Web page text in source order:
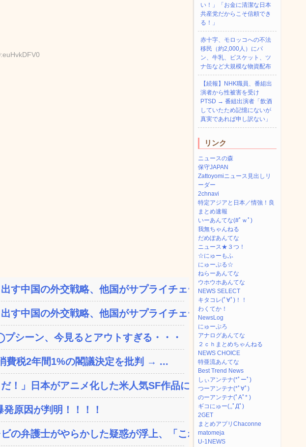
す中国の外交戦略、他国がサプライチェーン...
す中国の外交戦略、他国がサプライチェーン...
シーン、今見るとアウトすぎる・・・
費税2年間1%の閣議決定を批判 → ...
！」日本がアニメ化した米人気SF作品に絶...
原因が判明！！！！
の弁護士がやらかした疑惑が浮上、「これが...
い！」「お金に清潔な日本
共産党だからこそ信頼でき
る！」
赤十字、モロッコへの不法
移民（約2,000人）にパ
ン、牛乳、ビスケット、ツ
ナ缶など大規模な物資配布
【続報】NHK職員、番組出
演者から性被害を受け
PTSD → 番組出演者「飲酒
していたため記憶にないが
真実であれば申し訳ない」
リンク
ニュースの森
保守JAPAN
Zattoyomiニュース見出しリ
ーダー
2chnavi
特定アジアと日本／情強！良
まとめ速報
いーあんてな(#ﾟｗﾟ)
我無ちゃんねる
だめぽあんてな
ニュース★３つ！
☆にゅーもふ
にゅーぷる☆
ねらーあんてな
ウホウホあんてな
NEWS SELECT
キタコレ(ﾟ∀ﾟ)！！
わくてか！
NewsLog
にゅーぷろ
アナログあんてな
２ｃｈまとめちゃんねる
NEWS CHOICE
特亜流あんてな
Best Trend News
しぃアンテナ(*ﾟーﾟ)
つーアンテナ(*ﾟ∀ﾟ)
のーアンテナ(ﾟAﾟ* )
ギコにゅー(,,ﾟДﾟ)
2GET
まとめアプリChaconne
matomeja
U-1NEWS